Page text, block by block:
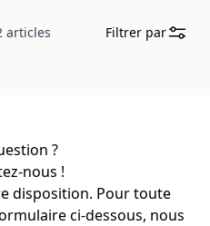
articles Filtrer par
?
nous !
disposition. Pour toute
ci-dessous, nous